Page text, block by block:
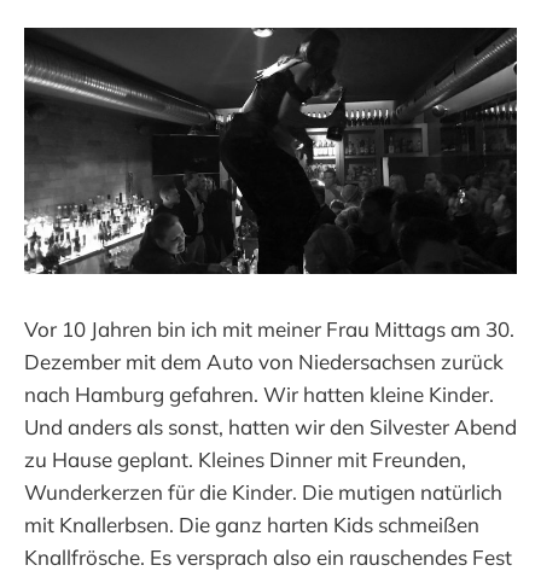
Vor 10 Jahren bin ich mit meiner Frau Mittags am 30.
Dezember mit dem Auto von Niedersachsen zurück
nach Hamburg gefahren. Wir hatten kleine Kinder.
Und anders als sonst, hatten wir den Silvester Abend
zu Hause geplant. Kleines Dinner mit Freunden,
Wunderkerzen für die Kinder. Die mutigen natürlich
mit Knallerbsen. Die ganz harten Kids schmeißen
Knallfrösche. Es versprach also ein rauschendes Fest